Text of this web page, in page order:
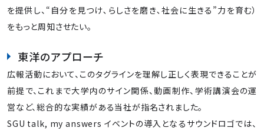
を提供し、“自分を見つけ､らしさを磨き､社会に生きる”力を育む）
をもっと周知させたい。
東洋のアプローチ
広報活動において、このタグラインを理解し正しく表現できることが
前提で、これまで大学内のサイン関係、動画制作、学術講演会の運
営など、総合的な実績がある当社が指名されました。
SGU talk, my answers イベントの導入となるサウンドロゴでは、